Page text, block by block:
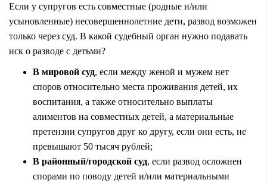
Если у супругов есть совместные (родные и/или
усыновленные) несовершеннолетние дети, развод возможен
только через суд. В какой судебный орган нужно подавать
иск о разводе с детьми?
В мировой суд, если между женой и мужем нет
споров относительно места проживания детей, их
воспитания, а также относительно выплаты
алиментов на совместных детей, а материальные
претензии супругов друг ко другу, если они есть, не
превышают 50 тысяч рублей;
В районный/городской суд, если развод осложнен
спорами по поводу детей и/или материальными